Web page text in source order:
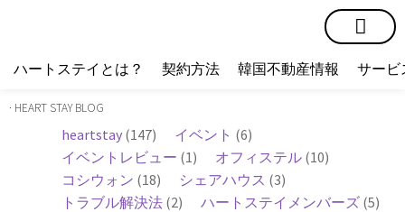
ハートステイとは？ 契約方法 韓国不動産情報 サービ
· HEART STAY BLOG
heartstay (147) イベント (6)
イベントレビュー (1) オフィステル (10)
コシウォン (18) シェアハウス (3)
トラブル解決法 (2) ハートステイメンバーズ (5)